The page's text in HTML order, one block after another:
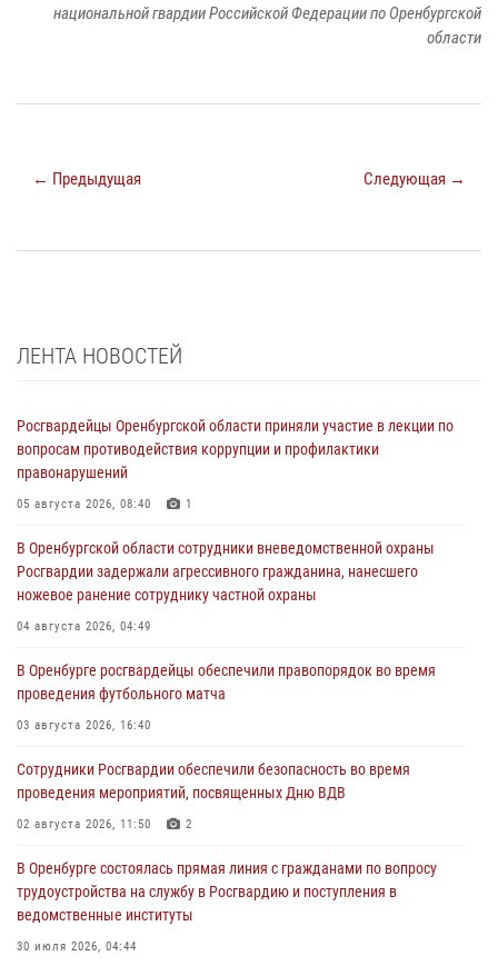
национальной гвардии Российской Федерации по Оренбургской
области
← Предыдущая Следующая →
ЛЕНТА НОВОСТЕЙ
Росгвардейцы Оренбургской области приняли участие в лекции по
вопросам противодействия коррупции и профилактики
правонарушений
05 августа 2026, 08:40 1
В Оренбургской области сотрудники вневедомственной охраны
Росгвардии задержали агрессивного гражданина, нанесшего
ножевое ранение сотруднику частной охраны
04 августа 2026, 04:49
В Оренбурге росгвардейцы обеспечили правопорядок во время
проведения футбольного матча
03 августа 2026, 16:40
Сотрудники Росгвардии обеспечили безопасность во время
проведения мероприятий, посвященных Дню ВДВ
02 августа 2026, 11:50 2
В Оренбурге состоялась прямая линия с гражданами по вопросу
трудоустройства на службу в Росгвардию и поступления в
ведомственные институты
30 июля 2026, 04:44